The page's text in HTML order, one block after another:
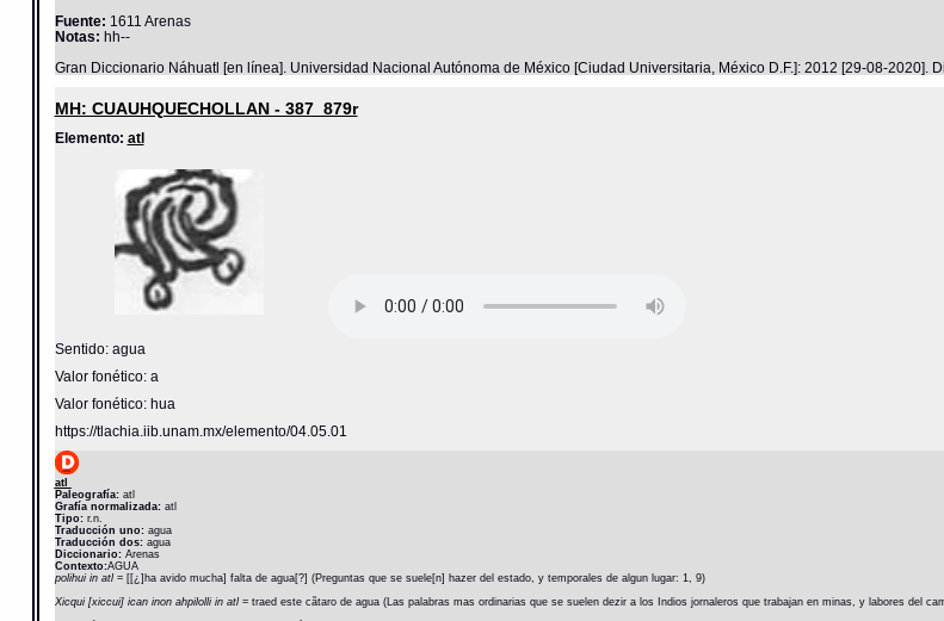
Fuente: 1611 Arenas
Notas: hh--
Gran Diccionario Náhuatl [en línea]. Universidad Nacional Autónoma de México [Ciudad Universitaria, México D.F.]: 2012 [29-08-2020].
MH: CUAUHQUECHOLLAN - 387_879r
Elemento: atl
Sentido: agua
Valor fonético: a
Valor fonético: hua
https://tlachia.iib.unam.mx/elemento/04.05.01
atl
Paleografía:atl
Grafía normalizada:atl
Tipo:r.n.
Traducción uno:agua
Traducción dos:agua
Diccionario: Arenas
Contexto:AGUA
polihui in atl = [[¿]ha avido mucha] falta de agua[?] (Preguntas que se suele[n] hazer del estado, y temporales de algun lugar: 1, 9)
Xicqui [xiccui] ican inon ahpilolli in atl = traed este cãtaro de agua (Las palabras mas ordinarias que se suelen dezir a los Indios jornaleros que trabajan en minas, y labores del